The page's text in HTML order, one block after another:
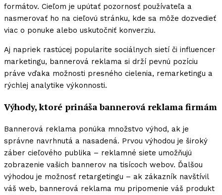
formátov. Cieľom je upútať pozornosť používateľa a
nasmerovať ho na cieľovú stránku, kde sa môže dozvedieť
viac o ponuke alebo uskutočniť konverziu.
Aj napriek rastúcej popularite sociálnych sietí či influencer
marketingu, bannerová reklama si drží pevnú pozíciu
práve vďaka možnosti presného cielenia, remarketingu a
rýchlej analytike výkonnosti.
Výhody, ktoré prináša bannerová reklama firmám
Bannerová reklama ponúka množstvo výhod, ak je
správne navrhnutá a nasadená. Prvou výhodou je široký
záber cieľového publika – reklamné siete umožňujú
zobrazenie vašich bannerov na tisícoch webov. Ďalšou
výhodou je možnosť retargetingu – ak zákazník navštívil
váš web, bannerová reklama mu pripomenie váš produkt